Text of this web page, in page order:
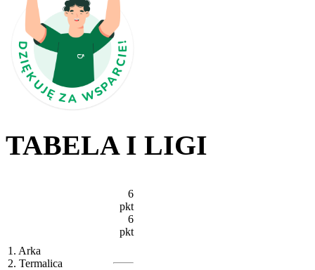
TABELA I LIGI
1. Arka
2. Termalica
6
pkt
6
pkt